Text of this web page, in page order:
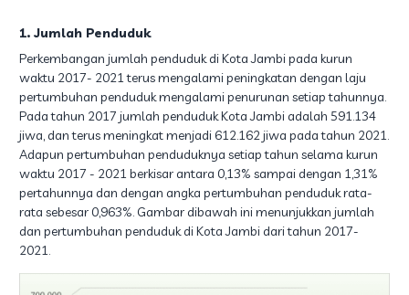
1. Jumlah Penduduk
Perkembangan jumlah penduduk di Kota Jambi pada kurun
waktu 2017- 2021 terus mengalami peningkatan dengan laju
pertumbuhan penduduk mengalami penurunan setiap tahunnya.
Pada tahun 2017 jumlah penduduk Kota Jambi adalah 591.134
jiwa, dan terus meningkat menjadi 612.162 jiwa pada tahun 2021.
Adapun pertumbuhan penduduknya setiap tahun selama kurun
waktu 2017 - 2021 berkisar antara 0,13% sampai dengan 1,31%
pertahunnya dan dengan angka pertumbuhan penduduk rata-
rata sebesar 0,963%. Gambar dibawah ini menunjukkan jumlah
dan pertumbuhan penduduk di Kota Jambi dari tahun 2017-
2021.